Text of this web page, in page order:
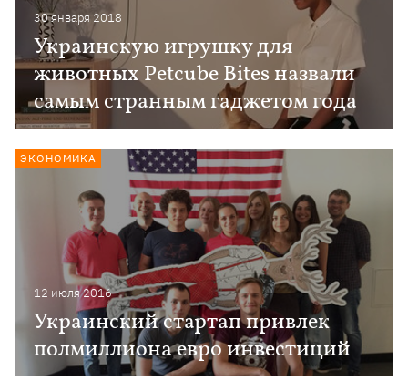
30 января 2018
Украинскую игрушку для
животных Petcube Bites назвали
самым странным гаджетом года
12 июля 2016
Украинский стартап привлек
полмиллиона евро инвестиций
ЭКОНОМИКА